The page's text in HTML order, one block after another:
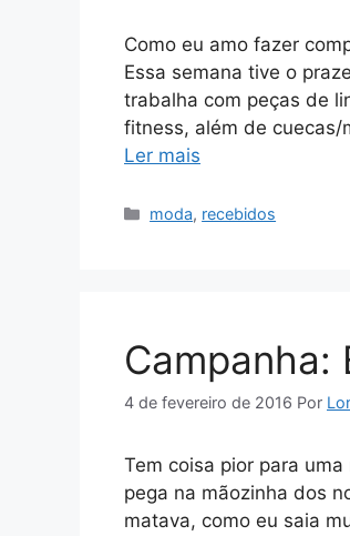
Como eu amo fazer
Essa semana tive o
trabalha com peças de
fitness, além de cuecas/
Ler mais
Categorias
moda, recebidos
Campanha:
4 de fevereiro de 2016 Por
Tem coisa pior para
pega na mãozinha dos
matava, como eu saia